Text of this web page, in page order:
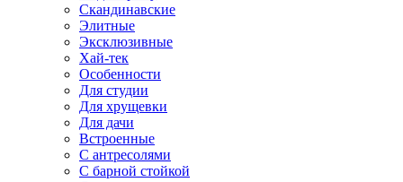
Скандинавские
Элитные
Эксклюзивные
Хай-тек
Особенности
Для студии
Для хрущевки
Для дачи
Встроенные
С антресолями
С барной стойкой